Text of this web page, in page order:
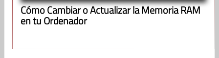
Cómo Cambiar o Actualizar la Memoria RAM
en tu Ordenador